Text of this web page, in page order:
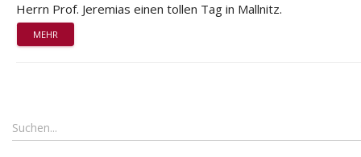
Herrn Prof. Jeremias einen tollen Tag in Mallnitz.
MEHR